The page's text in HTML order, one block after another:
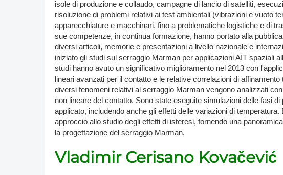
isole di produzione e collaudo, campagne di lancio di satelliti,
risoluzione di problemi relativi ai test ambientali (vibrazioni e vuoto
apparecchiature e macchinari, fino a problematiche logistiche e di
sue competenze, in continua formazione, hanno portato alla
diversi articoli, memorie e presentazioni a livello nazionale e
iniziato gli studi sul serraggio Marman per applicazioni AIT spaziali
studi hanno avuto un significativo miglioramento nel 2013 con
lineari avanzati per il contatto e le relative correlazioni di
diversi fenomeni relativi al serraggio Marman vengono analizzati
non lineare del contatto. Sono state eseguite simulazioni delle fasi
applicato, includendo anche gli effetti delle variazioni di
approccio allo studio degli effetti di isteresi, fornendo una
la progettazione del serraggio Marman.
Vladimir Cerisano Kovačević